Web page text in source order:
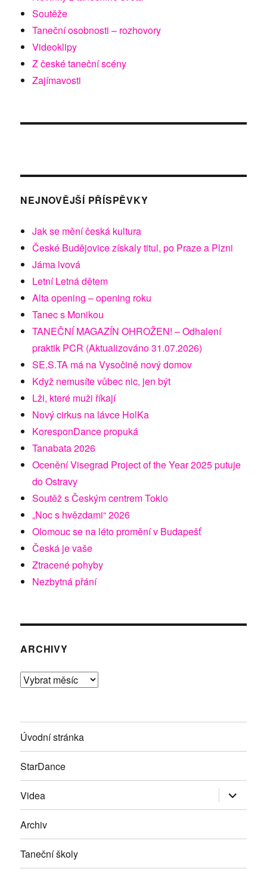
Soutěže
Taneční osobnosti – rozhovory
Videoklipy
Z české taneční scény
Zajímavosti
NEJNOVĚJŠÍ PŘÍSPĚVKY
Jak se mění česká kultura
České Budějovice získaly titul, po Praze a Plzni
Jáma lvová
Letní Letná dětem
Alta opening – opening roku
Tanec s Monikou
TANEČNÍ MAGAZÍN OHROŽEN! – Odhalení
praktik PCR (Aktualizováno 31.07.2026)
SE.S.TA má na Vysočině nový domov
Když nemusíte vůbec nic, jen být
Lži, které muži říkají
Nový cirkus na lávce HolKa
KoresponDance propuká
Tanabata 2026
Ocenění Visegrad Project of the Year 2025 putuje
do Ostravy
Soutěž s Českým centrem Tokio
„Noc s hvězdami“ 2026
Olomouc se na léto promění v Budapešť
Česká je vaše
Ztracené pohyby
Nezbytná přání
ARCHIVY
Archivy
Úvodní stránka
StarDance
Videa Zobrazit
položky
Archiv
Taneční školy